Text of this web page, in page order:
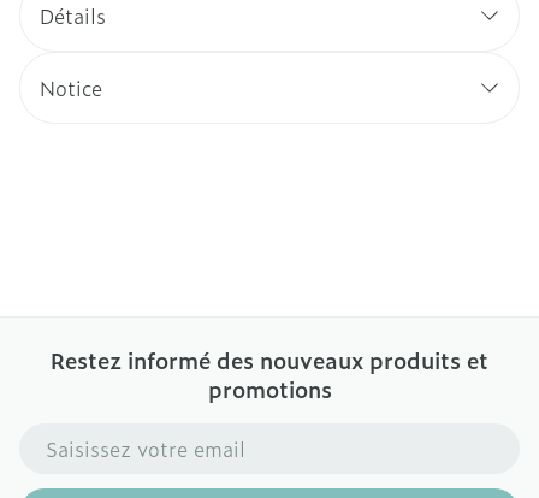
Détails
Notice
Restez informé des nouveaux produits et
promotions
Adresse mail